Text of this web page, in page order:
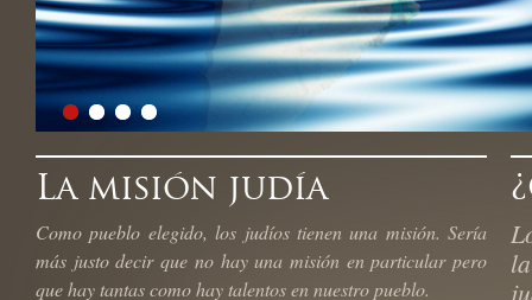
La misión judía
Como pueblo elegido, los judíos tienen una misión. Sería
más justo decir que no hay una misión en particular pero
que hay tantas como hay talentos en nuestro pueblo.